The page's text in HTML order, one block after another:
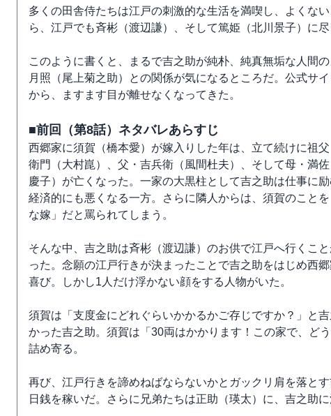
多くの田舎侍たちは江戸の刺激的な生活を満喫し、よくな
ら、江戸でも斉彬（渡辺謙）、そして篤姫（北川景子）に尽
このように書くと、まるで吉之助が純朴、純真無垢な人間
月照（尾上菊之助）との関係が気になるところだ。公式サ
から、ますます目が離せなくなってきた。
■前回（第8話）ネタバレあらすじ
西郷家に須賀（橋本愛）が嫁入りした年は、立て続けに祖
衛門（大村崑）、父・吉兵衛（風間杜夫）、そして母・満佐
慶子）が亡くなった。一家の大黒柱として吉之助は仕事に励
経済的にも悪くなる一方。さらに隣人からは、須賀のこと
な嫁」だと罵られてしまう。
そんな中、吉之助は斉彬（渡辺謙）のお供で江戸へ行くこと
った。念願の江戸行きが決まったことで吉之助をはじめ西
喜び。しかし1人だけ浮かない顔をする人物がいた。
須賀は「支度金にどれぐらいかかるかご存じですか？」と
かった吉之助。須賀は「30両はかかります！この家で、ど
詰め寄る。
再び、江戸行きを諦めねばならないかとガックリ肩を落と
日銭を稼いだ。さらに兄弟たちは正助（瑛太）に、吉之助